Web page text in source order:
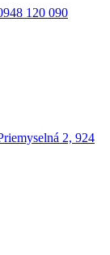
120 090
2, 924